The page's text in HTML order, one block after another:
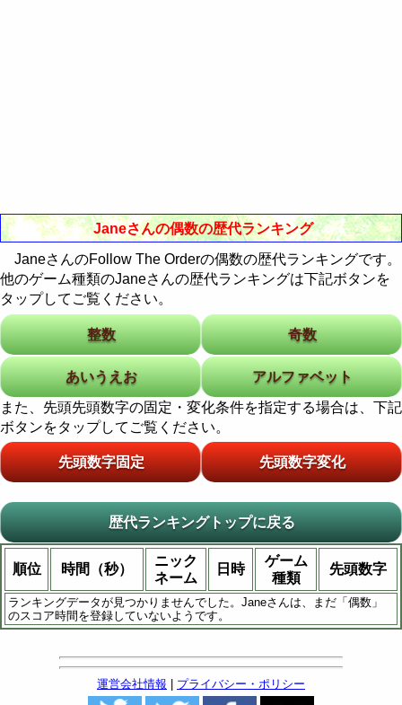
Janeさんの偶数の歴代ランキング
JaneさんのFollow The Orderの偶数の歴代ランキングです。
他のゲーム種類のJaneさんの歴代ランキングは下記ボタンを
タップしてご覧ください。
整数 奇数
あいうえお
アルファベット
また、先頭先頭数字の固定・変化条件を指定する場合は、下記
ボタンをタップしてご覧ください。
先頭数字固定 先頭数字変化
歴代ランキングトップに戻る
順位 時間（秒）
ニック
ネーム
日時
ゲーム
種類
先頭数字
ランキングデータが見つかりませんでした。Janeさんは、まだ「偶数」
のスコア時間を登録していないようです。
運営会社情報 プライバシー・ポリシー